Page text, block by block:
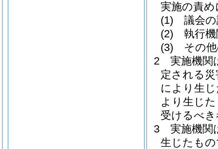
実施の責
(1)
議会
(2)
執行
(3)
その
2
実施機関
定される
により生
より生じ
受けるべ
3
実施機関
生じたも